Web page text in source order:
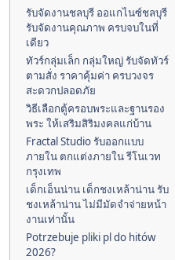
รับจัดงานชลบุรี ออแกไนซ์ชลบุรี
รับจัดงานคุณภาพ ครบจบในที่
เดียว
ทัวร์กลุ่มเล็ก กลุ่มใหญ่ รับจัดทัวร์
ตามสั่ง ราคาคุ้มค่า ครบวงจร
สะดวกปลอดภัย
วิธีเลือกตู้ครอบพระและฐานรอง
พระ ให้เสริมสิริมงคลแก่บ้าน
Fractal Studio รับออกแบบ
ภายใน ตกแต่งภายใน รีโนเวท
กรุงเทพ
เด็กเอ็นน่าน เด็กชงเหล้าน่าน รับ
ชงเหล้าน่าน ไม่มีมัดจำจ่ายหน้า
งานเท่านั้น
Potrzebuje pliki pl do hitów
2026?